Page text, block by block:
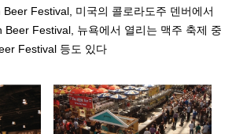
Festival, 미국의 콜로라도주 덴버에서
Beer Festival, 뉴욕에서 열리는 맥주 축제 중
Festival 등도 있다